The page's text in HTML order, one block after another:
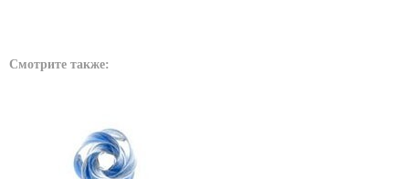
Смотрите также: